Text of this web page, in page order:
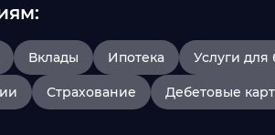
Вклады Ипотека Услуги для
Страхование Дебетовые